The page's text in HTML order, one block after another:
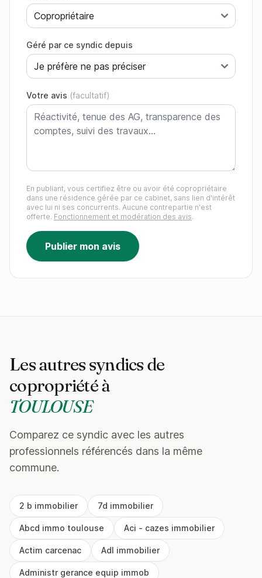
Géré par ce syndic depuis
Votre avis (facultatif)
En publiant, vous certifiez être ou avoir été copropriétaire
dans une résidence gérée par ce cabinet, sans lien d'intérêt
avec lui ni ses concurrents. Aucune contrepartie n'est
offerte. Fonctionnement et modération des avis.
Publier mon avis
Les autres syndics de
copropriété à
TOULOUSE
Comparez ce syndic avec les autres
professionnels référencés dans la même
commune.
2 b immobilier 7d immobilier
Abcd immo toulouse Aci - cazes immobilier
Actim carcenac Adl immobilier
Administr gerance equip immob